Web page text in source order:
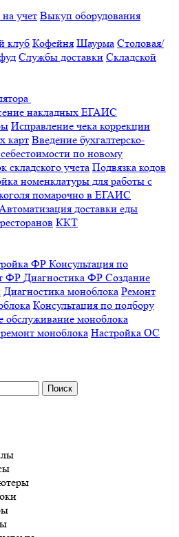
учет Выкуп оборудования
клуб Кофейня Шаурма Столовая/
Службы доставки Складской
накладных ЕГАИС
Исправление чека коррекции
карт Введение бухгалтерско-
по новому
складского учета Подвязка кодов
номенклатуры для работы с
помарочно в ЕГАИС
доставки еды
ККТ
ФР Консультация по
ФР Диагностика ФР Создание
Диагностика моноблока Ремонт
Консультация по подбору
обслуживание моноблока
моноблока Настройка ОС